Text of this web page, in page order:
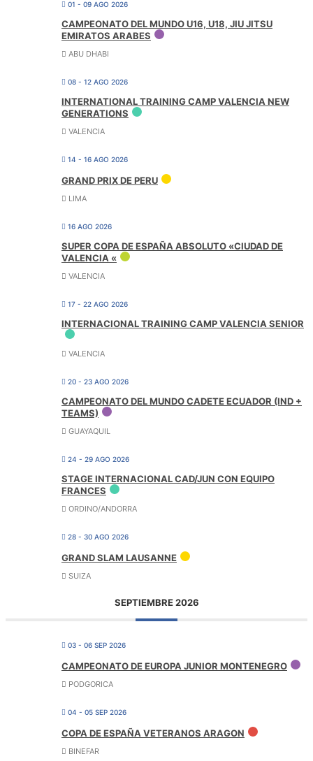
01 - 09 AGO 2026
CAMPEONATO DEL MUNDO U16, U18, JIU JITSU
EMIRATOS ARABES
ABU DHABI
08 - 12 AGO 2026
INTERNATIONAL TRAINING CAMP VALENCIA NEW
GENERATIONS
VALENCIA
14 - 16 AGO 2026
GRAND PRIX DE PERU
LIMA
16 AGO 2026
SUPER COPA DE ESPAÑA ABSOLUTO «CIUDAD DE
VALENCIA «
VALENCIA
17 - 22 AGO 2026
INTERNACIONAL TRAINING CAMP VALENCIA SENIOR
VALENCIA
20 - 23 AGO 2026
CAMPEONATO DEL MUNDO CADETE ECUADOR (IND +
TEAMS)
GUAYAQUIL
24 - 29 AGO 2026
STAGE INTERNACIONAL CAD/JUN CON EQUIPO
FRANCES
ORDINO/ANDORRA
28 - 30 AGO 2026
GRAND SLAM LAUSANNE
SUIZA
SEPTIEMBRE 2026
03 - 06 SEP 2026
CAMPEONATO DE EUROPA JUNIOR MONTENEGRO
PODGORICA
04 - 05 SEP 2026
COPA DE ESPAÑA VETERANOS ARAGON
BINEFAR